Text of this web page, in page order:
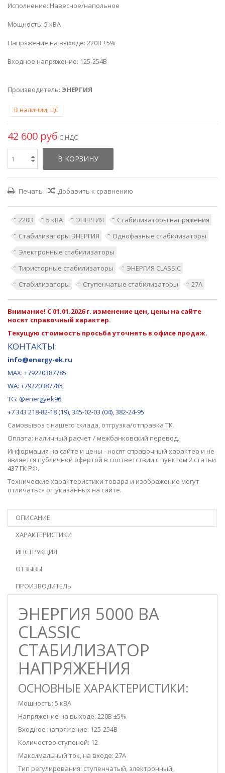
Исполнение: Навесное/напольное
Мощность: 5 кВА
Напряжение на выходе: 220В ±5%
Входное напряжение: 125-254В
Производитель: ЭНЕРГИЯ
В наличии, ЦС
42 600 руб С НДС
В КОРЗИНУ
Печать Добавить к сравнению
220В 5 кВА ЭНЕРГИЯ
Стабилизаторы напряжения
Стабилизаторы ЭНЕРГИЯ
Однофазные стабилизаторы
Электронные стабилизаторы
Тиристорные стабилизаторы
ЭНЕРГИЯ CLASSIC
Стабилизаторы
Ступенчатые стабилизаторы 27А
Внимание! С 01.01.2026 г. изменение цен, цены на сайте
носят справочный характер.
Текущую стоимость просьба уточнять в офисе продаж.
КОНТАКТЫ:
info@energy-ek.ru
MAX: +79220387785
WA: +79220387785
TG: @energyek96
+7 343 218-82-18 (19), 345-02-03 (04), 382-24-95
Самовывоз с нашего склада, отгрузка/отправка ТК.
Оплата: наличный расчет / межбанковский перевод.
Информация на сайте и цены - носят справочный характер и не
является публичной офертой в соответствии с пунктом 2 статьи
437 ГК РФ.
Технические характеристики товара и изображение могут
отличаться от указанных на сайте.
ОПИСАНИЕ
ХАРАКТЕРИСТИКИ
ИНСТРУКЦИЯ
ОТЗЫВЫ
ПРОИЗВОДИТЕЛЬ
ЭНЕРГИЯ 5000 ВА
CLASSIC
СТАБИЛИЗАТОР
НАПРЯЖЕНИЯ
ОСНОВНЫЕ ХАРАКТЕРИСТИКИ:
Мощность: 5 кВА
Напряжение на выходе: 220В ±5%
Входное напряжение: 125-254В
Количество ступеней: 12
Максимальный ток, на входе: 27А
Тип регулирования: ступенчатый, электронный,